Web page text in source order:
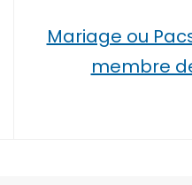
Mariage ou
membre